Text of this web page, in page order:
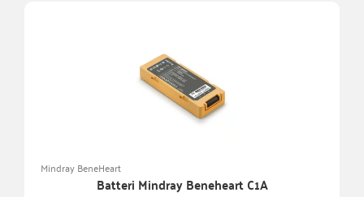
Mindray BeneHeart
Batteri Mindray Beneheart C1A